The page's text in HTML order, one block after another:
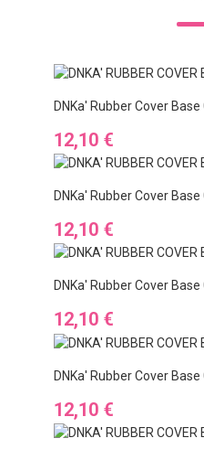
DNKa' Rubber Cover
Preis
12,10 €
DNKa' Rubber Cover
Preis
12,10 €
DNKa' Rubber Cover
Preis
12,10 €
DNKa' Rubber Cover
Preis
12,10 €